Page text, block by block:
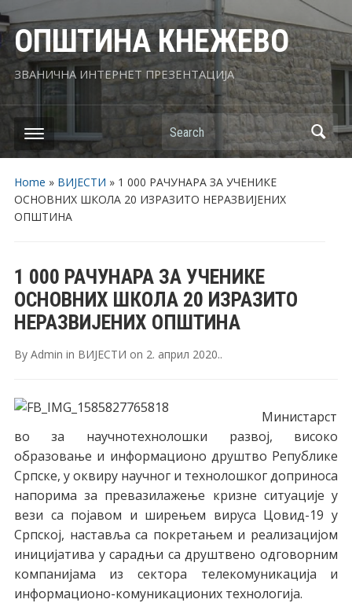
ОПШТИНА КНЕЖЕВО
ЗВАНИЧНА ИНТЕРНЕТ ПРЕЗЕНТАЦИЈА
Search
Home » ВИЈЕСТИ » 1 000 РАЧУНАРА ЗА УЧЕНИКЕ
ОСНОВНИХ ШКОЛА 20 ИЗРАЗИТО НЕРАЗВИЈЕНИХ
ОПШТИНА
1 000 РАЧУНАРА ЗА УЧЕНИКЕ
ОСНОВНИХ ШКОЛА 20 ИЗРАЗИТО
НЕРАЗВИЈЕНИХ ОПШТИНА
By Admin in ВИЈЕСТИ on 2. април 2020..
Министарст
во за научнотехнолошки развој, високо
образовање и информационо друштво Републике
Српске, у оквиру научног и технолошког доприноса
напорима за превазилажење кризне ситуације у
вези са појавом и ширењем вируса Цовид-19 у
Српској, наставља са покретањем и реализацијом
иницијатива у сарадњи са друштвено одговорним
компанијама из сектора телекомуникација и
информационо-комуникационих технологија.